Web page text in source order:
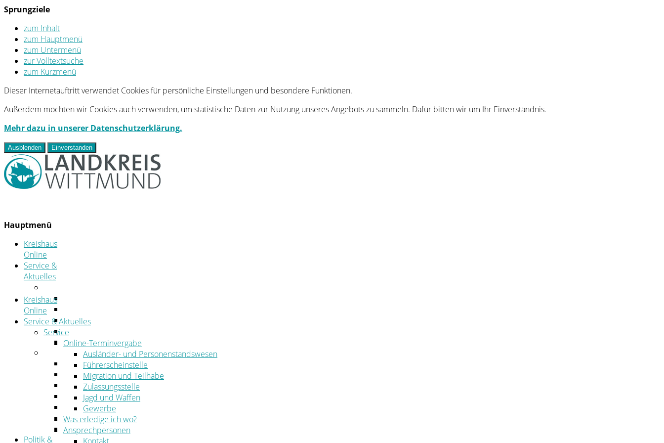
Sprungziele
zum Inhalt
zum Hauptmenü
zum Untermenü
zur Volltextsuche
zum Kurzmenü
Dieser Internetauftritt verwendet Cookies für persönliche Einstellungen und besondere Funktionen.
Außerdem möchten wir Cookies auch verwenden, um statistische Daten zur Nutzung unseres Angebots zu sammeln. Dafür bitten wir um Ihr Einverständnis.
Mehr dazu in unserer Datenschutzerklärung.
Ausblenden Einverstanden
Hauptmenü
Kreishaus
Online
Service &
Aktuelles
Ansprechpersonen
Formulare
Öffnungszeiten
Aktuelles
Stellenangebote
Azubiportal
Pressemitteilungen
Bekanntmachungen & öffentliche Zustellungen
Kehrbezirksausschreibungen
Amtsblatt
Öffentliche Ausschreibungen
Politik &
Kreishaus
Online
Service & Aktuelles
Service
Online-Terminvergabe
Ausländer- und Personenstandswesen
Führerscheinstelle
Migration und Teilhabe
Zulassungsstelle
Jagd und Waffen
Gewerbe
Was erledige ich wo?
Ansprechpersonen